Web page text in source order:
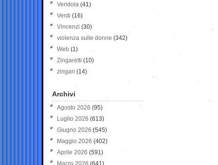
Vendola (41)
Verdi (16)
Vincenzi (30)
violenza sulle donne (342)
Web (1)
Zingaretti (10)
zingari (14)
Archivi
Agosto 2026 (95)
Luglio 2026 (613)
Giugno 2026 (545)
Maggio 2026 (402)
Aprile 2026 (591)
Marzo 2026 (641)